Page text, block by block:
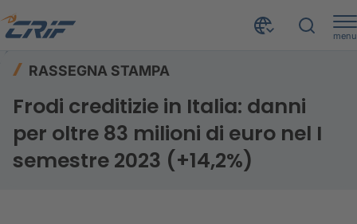
menu
RASSEGNA STAMPA
Frodi creditizie in Italia: danni
per oltre 83 milioni di euro nel I
semestre 2023 (+14,2%)